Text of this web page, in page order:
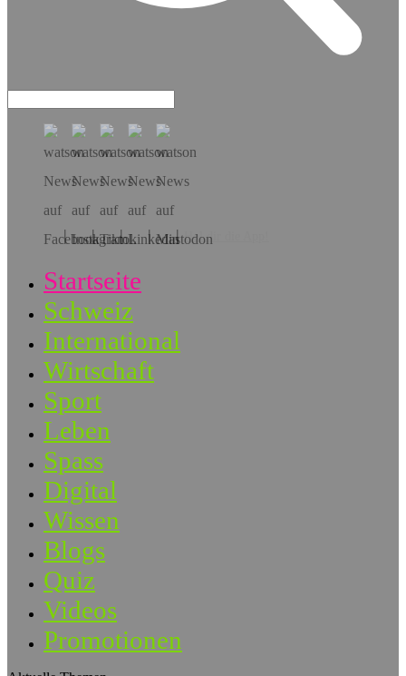
Hol dir die App!
Startseite
Schweiz
International
Wirtschaft
Sport
Leben
Spass
Digital
Wissen
Blogs
Quiz
Videos
Promotionen